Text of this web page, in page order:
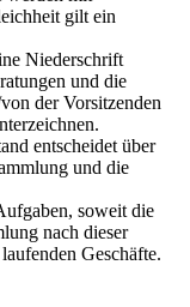
gilt ein
Niederschrift
und die
der Vorsitzenden
entscheidet über
und die
soweit die
nach dieser
Geschäfte.